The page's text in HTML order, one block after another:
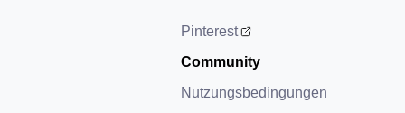
Pinterest
Community
Nutzungsbedingungen